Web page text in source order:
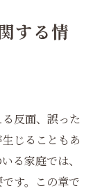
する情
反面、誤った
じることもあ
る家庭では、
す。この章で